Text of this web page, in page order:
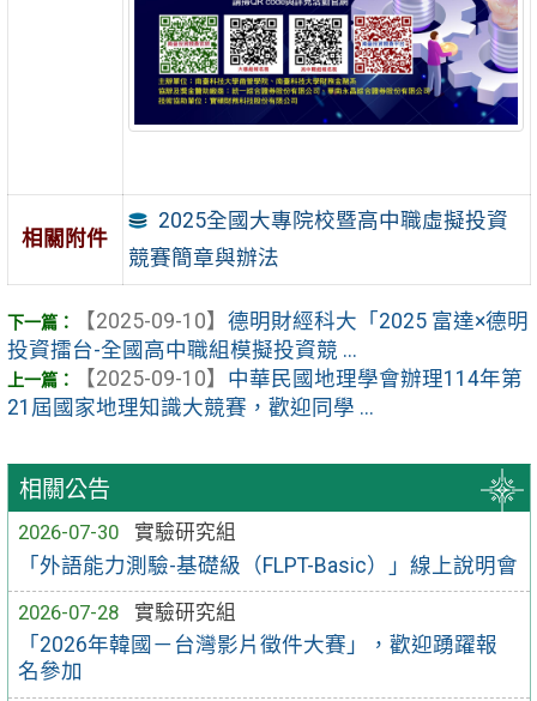
相關公告
2026-07-30
實驗研究組
「外語能力測驗-基礎級（FLPT-Basic）」線上說明會
2026-07-28
實驗研究組
「2026年韓國－台灣影片徵件大賽」，歡迎踴躍報
名參加
相關附件
2025全國大專院校暨高中職虛擬投資
競賽簡章與辦法
【2025-09-10】 德明財經科大「2025 富達×德明
投資擂台-全國高中職組模擬投資競 ...
【2025-09-10】 中華民國地理學會辦理114年第
21屆國家地理知識大競賽，歡迎同學 ...